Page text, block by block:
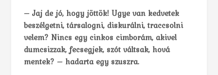
– Jaj de jó, hogy jöttök! Ugye van kedvetek
beszélgetni, társalogni, diskurálni, traccsolni
velem? Nincs egy cinkos cimborám, akivel
dumcsizzak, fecsegjek, szót váltsak, hová
mentek? – hadarta egy szuszra.